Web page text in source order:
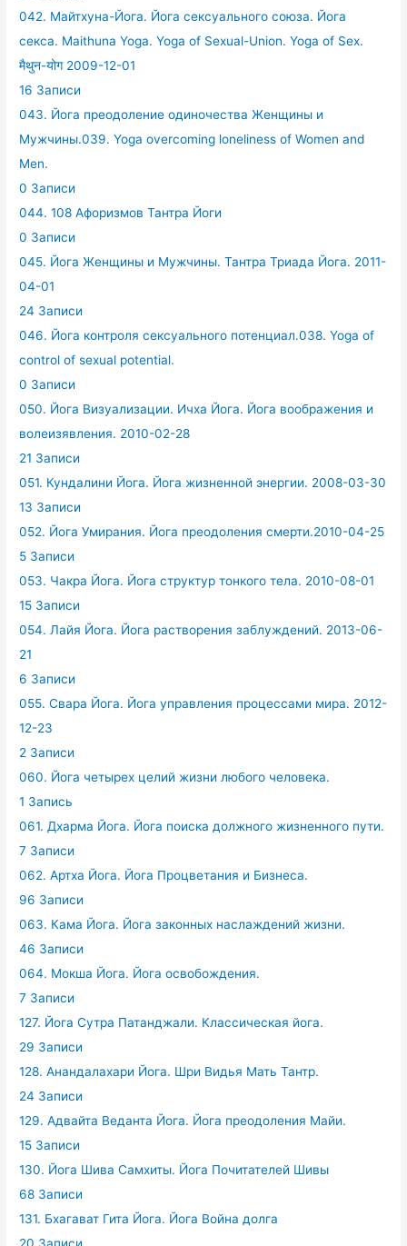
042. Майтхуна-Йога. Йога сексуального союза. Йога
секса. Maithuna Yoga. Yoga of Sexual-Union. Yoga of Sex.
मैथुन-योग 2009-12-01
16 Записи
043. Йога преодоление одиночества Женщины и
Мужчины.039. Yoga overcoming loneliness of Women and
Men.
0 Записи
044. 108 Афоризмов Тантра Йоги
0 Записи
045. Йога Женщины и Мужчины. Тантра Триада Йога. 2011-
04-01
24 Записи
046. Йога контроля сексуального потенциал.038. Yoga of
control of sexual potential.
0 Записи
050. Йога Визуализации. Ичха Йога. Йога воображения и
волеизявления. 2010-02-28
21 Записи
051. Кундалини Йога. Йога жизненной энергии. 2008-03-30
13 Записи
052. Йога Умирания. Йога преодоления смерти.2010-04-25
5 Записи
053. Чакра Йога. Йога структур тонкого тела. 2010-08-01
15 Записи
054. Лайя Йога. Йога растворения заблуждений. 2013-06-
21
6 Записи
055. Свара Йога. Йога управления процессами мира. 2012-
12-23
2 Записи
060. Йога четырех целий жизни любого человека.
1 Запись
061. Дхарма Йога. Йога поиска должного жизненного пути.
7 Записи
062. Артха Йога. Йога Процветания и Бизнеса.
96 Записи
063. Кама Йога. Йога законных наслаждений жизни.
46 Записи
064. Мокша Йога. Йога освобождения.
7 Записи
127. Йога Сутра Патанджали. Классическая йога.
29 Записи
128. Анандалахари Йога. Шри Видья Мать Тантр.
24 Записи
129. Адвайта Веданта Йога. Йога преодоления Майи.
15 Записи
130. Йога Шива Самхиты. Йога Почитателей Шивы
68 Записи
131. Бхагават Гита Йога. Йога Война долга
20 Записи